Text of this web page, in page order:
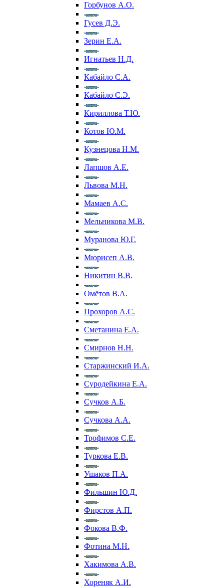
Горбунов А.О.
Гусев Д.Э.
Зерин Е.А.
Игнатьев Н.Д.
Кабайло С.А.
Кабайло С.Э.
Кириллова Т.Ю.
Котов Ю.М.
Кузнецова Н.М.
Лапшов А.Е.
Львова М.Н.
Мамаев А.С.
Мельникова М.В.
Муранова Ю.Г.
Мюрисеп А.В.
Никитин В.В.
Омётов В.А.
Прохоров А.С.
Сметанина Е.А.
Смирнов Н.Н.
Старжинский И.А.
Суродейкина Е.А.
Сучков А.Б.
Сучкова А.А.
Трофимов С.Е.
Туркова Е.В.
Ушаков П.А.
Фильшин Ю.Д.
Фирстов А.П.
Фокова В.Ф.
Фотина М.Н.
Хакимова А.В.
Хореняк А.И.